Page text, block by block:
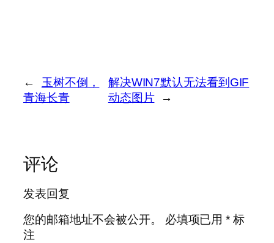
←
玉树不倒，
青海长青
解决WIN7默认无法看到GIF
动态图片
→
评论
发表回复
您的邮箱地址不会被公开。
必填项已用* 标
注